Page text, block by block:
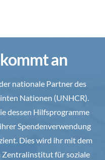
an
nationale Partner des
Nationen (UNHCR).
dessen Hilfsprogramme
Spendenverwendung
Dies wird ihr mit dem
Zentralinstitut für soziale